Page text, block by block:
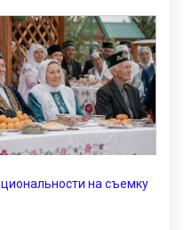
на съемку